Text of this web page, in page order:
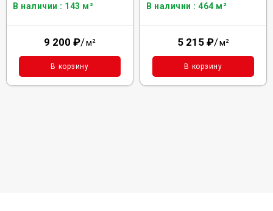
В наличии : 143 м²
9 200 ₽/м²
В корзину
В наличии : 464 м²
5 215 ₽/м²
В корзину